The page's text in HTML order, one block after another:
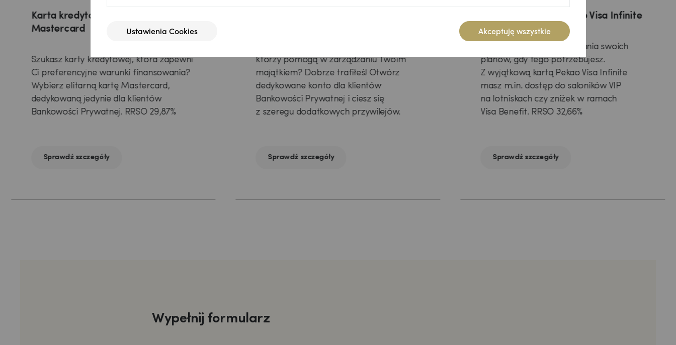
Karta kredytowa Pekao World Elite
Mastercard
Szukasz karty kredytowej, która zapewni
Ci preferencyjne warunki finansowania?
Wybierz elitarną kartę Mastercard,
dedykowaną jedynie dla klientów
Bankowości Prywatnej. RRSO 29,87%
Sprawdź szczegóły
którzy pomogą w zarządzaniu Twoim
majątkiem? Dobrze trafiłeś! Otwórz
dedykowane konto dla klientów
Bankowości Prywatnej i ciesz się
z szeregu dodatkowych przywilejów.
Sprawdź szczegóły
Karta kredytowa Pekao Visa Infinite
Zyskaj swobodę finansowania swoich
planów, gdy tego potrzebujesz.
Z wyjątkową kartą Pekao Visa Infinite
masz m.in. dostęp do saloników VIP
na lotniskach czy zniżek w ramach
Visa Benefit. RRSO 32,66%
Sprawdź szczegóły
Wypełnij formularz
Ustawienia Cookies Akceptuję wszystkie